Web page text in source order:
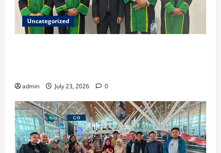
Uncategorized
admin July 23, 2026 0